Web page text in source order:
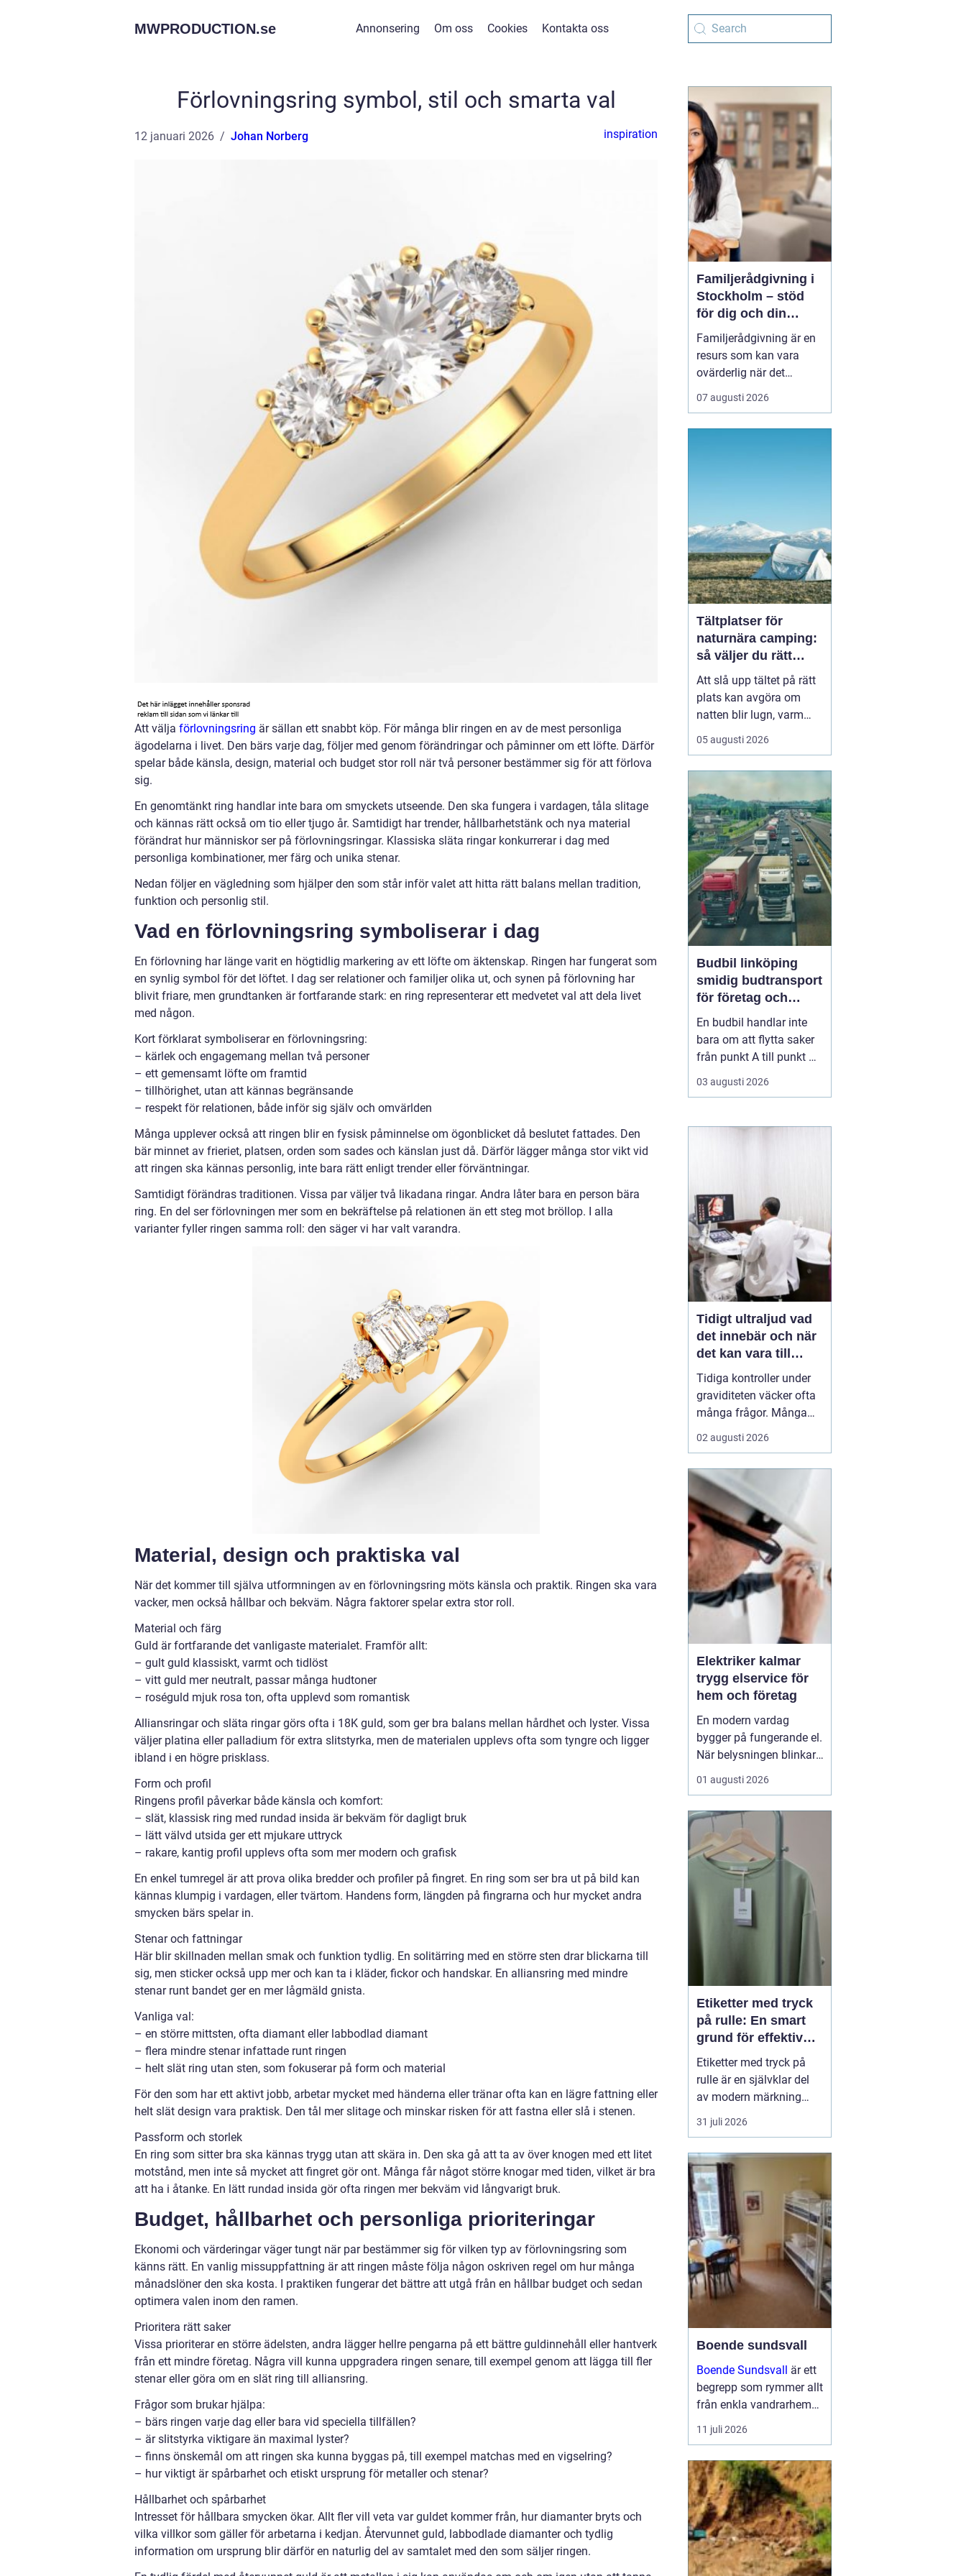
MWPRODUCTION.se Annonsering Om oss Cookies Kontakta oss
Förlovningsring symbol, stil och smarta val
12 januari 2026 Johan Norberg inspiration
Att välja förlovningsring är sällan ett snabbt köp. För många blir ringen en av de mest personliga
ägodelarna i livet. Den bärs varje dag, följer med genom förändringar och påminner om ett löfte. Därför
spelar både känsla, design, material och budget stor roll när två personer bestämmer sig för att förlova
sig.
En genomtänkt ring handlar inte bara om smyckets utseende. Den ska fungera i vardagen, tåla slitage
och kännas rätt också om tio eller tjugo år. Samtidigt har trender, hållbarhetstänk och nya material
förändrat hur människor ser på förlovningsringar. Klassiska släta ringar konkurrerar i dag med
personliga kombinationer, mer färg och unika stenar.
Nedan följer en vägledning som hjälper den som står inför valet att hitta rätt balans mellan tradition,
funktion och personlig stil.
Vad en förlovningsring symboliserar i dag
En förlovning har länge varit en högtidlig markering av ett löfte om äktenskap. Ringen har fungerat som
en synlig symbol för det löftet. I dag ser relationer och familjer olika ut, och synen på förlovning har
blivit friare, men grundtanken är fortfarande stark: en ring representerar ett medvetet val att dela livet
med någon.
Kort förklarat symboliserar en förlovningsring:
– kärlek och engagemang mellan två personer
– ett gemensamt löfte om framtid
– tillhörighet, utan att kännas begränsande
– respekt för relationen, både inför sig själv och omvärlden
Många upplever också att ringen blir en fysisk påminnelse om ögonblicket då beslutet fattades. Den
bär minnet av frieriet, platsen, orden som sades och känslan just då. Därför lägger många stor vikt vid
att ringen ska kännas personlig, inte bara rätt enligt trender eller förväntningar.
Samtidigt förändras traditionen. Vissa par väljer två likadana ringar. Andra låter bara en person bära
ring. En del ser förlovningen mer som en bekräftelse på relationen än ett steg mot bröllop. I alla
varianter fyller ringen samma roll: den säger vi har valt varandra.
Material, design och praktiska val
När det kommer till själva utformningen av en förlovningsring möts känsla och praktik. Ringen ska vara
vacker, men också hållbar och bekväm. Några faktorer spelar extra stor roll.
Material och färg
Guld är fortfarande det vanligaste materialet. Framför allt:
– gult guld klassiskt, varmt och tidlöst
– vitt guld mer neutralt, passar många hudtoner
– roséguld mjuk rosa ton, ofta upplevd som romantisk
Alliansringar och släta ringar görs ofta i 18K guld, som ger bra balans mellan hårdhet och lyster. Vissa
väljer platina eller palladium för extra slitstyrka, men de materialen upplevs ofta som tyngre och ligger
ibland i en högre prisklass.
Form och profil
Ringens profil påverkar både känsla och komfort:
– slät, klassisk ring med rundad insida är bekväm för dagligt bruk
– lätt välvd utsida ger ett mjukare uttryck
– rakare, kantig profil upplevs ofta som mer modern och grafisk
En enkel tumregel är att prova olika bredder och profiler på fingret. En ring som ser bra ut på bild kan
kännas klumpig i vardagen, eller tvärtom. Handens form, längden på fingrarna och hur mycket andra
smycken bärs spelar in.
Stenar och fattningar
Här blir skillnaden mellan smak och funktion tydlig. En solitärring med en större sten drar blickarna till
sig, men sticker också upp mer och kan ta i kläder, fickor och handskar. En alliansring med mindre
stenar runt bandet ger en mer lågmäld gnista.
Vanliga val:
– en större mittsten, ofta diamant eller labbodlad diamant
– flera mindre stenar infattade runt ringen
– helt slät ring utan sten, som fokuserar på form och material
För den som har ett aktivt jobb, arbetar mycket med händerna eller tränar ofta kan en lägre fattning eller
helt slät design vara praktisk. Den tål mer slitage och minskar risken för att fastna eller slå i stenen.
Passform och storlek
En ring som sitter bra ska kännas trygg utan att skära in. Den ska gå att ta av över knogen med ett litet
motstånd, men inte så mycket att fingret gör ont. Många får något större knogar med tiden, vilket är bra
att ha i åtanke. En lätt rundad insida gör ofta ringen mer bekväm vid långvarigt bruk.
Budget, hållbarhet och personliga prioriteringar
Ekonomi och värderingar väger tungt när par bestämmer sig för vilken typ av förlovningsring som
känns rätt. En vanlig missuppfattning är att ringen måste följa någon oskriven regel om hur många
månadslöner den ska kosta. I praktiken fungerar det bättre att utgå från en hållbar budget och sedan
optimera valen inom den ramen.
Prioritera rätt saker
Vissa prioriterar en större ädelsten, andra lägger hellre pengarna på ett bättre guldinnehåll eller hantverk
från ett mindre företag. Några vill kunna uppgradera ringen senare, till exempel genom att lägga till fler
stenar eller göra om en slät ring till alliansring.
Frågor som brukar hjälpa:
– bärs ringen varje dag eller bara vid speciella tillfällen?
– är slitstyrka viktigare än maximal lyster?
– finns önskemål om att ringen ska kunna byggas på, till exempel matchas med en vigselring?
– hur viktigt är spårbarhet och etiskt ursprung för metaller och stenar?
Hållbarhet och spårbarhet
Intresset för hållbara smycken ökar. Allt fler vill veta var guldet kommer från, hur diamanter bryts och
vilka villkor som gäller för arbetarna i kedjan. Återvunnet guld, labbodlade diamanter och tydlig
information om ursprung blir därför en naturlig del av samtalet med den som säljer ringen.
Familjerådgivning i
Stockholm – stöd
för dig och din
familj
Familjerådgivning är en
resurs som kan vara
ovärderlig när det
uppstår problem eller
utmaningar inom
07 augusti 2026
Tältplatser för
naturnära camping:
så väljer du rätt
plats
Att slå upp tältet på rätt
plats kan avgöra om
natten blir lugn, varm
och trivsam eller kall,
blöt och stökig. När fler
och skärmar
tältplatser enenkel väg
till lugn, n...
05 augusti 2026
Budbil linköping
smidig budtransport
för företag och
privatpersoner
En budbil handlar inte
bara om att flytta saker
från punkt A till punkt B.
För många företag i
Linköping är den en
vardagens logistik. För
till tunga lyft som inte
få...
03 augusti 2026
Tidigt ultraljud vad
det innebär och när
det kan vara till
hjälp
Tidiga kontroller under
graviditeten väcker ofta
många frågor. Många
undrar när ultraljud kan
göras, vad som går att
undersökningen kan
säga något om barnets
hälsa. Tidigt ultraljud
har utvecklats mycket de
senaste åren och
används i dag bå...
02 augusti 2026
Elektriker kalmar
trygg elservice för
hem och företag
En modern vardag
bygger på fungerande el.
När belysningen blinkar,
propparna går eller en ny
laddbox ska på plats
lösningar. En kunnig
elektriker ser till att
anläggningen är säker,
laglig och anpassad
efter verkliga behov. I K...
01 augusti 2026
Etiketter med tryck
på rulle: En smart
grund för effektiv
märkning
Etiketter med tryck på
rulle är en självklar del
av modern märkning
inom industri, handel
och logistik. Oavsett om
handel eller tekniska
produkter krävs
lösningar som är
effektiva, drif...
31 juli 2026
Boende sundsvall
Boende Sundsvall är ett
begrepp som rymmer allt
från enkla vandrarhem
till hotell och
långtidsboenden, och
som passar många olika
behov och plånböcker.
Boende sundsvall för...
11 juli 2026